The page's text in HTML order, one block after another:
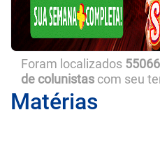
Foram localizados
de colunistas com seu
Matérias